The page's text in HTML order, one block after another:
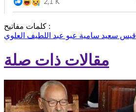
كلمات مفاتيح :
قيس سعيد سامية عبو عبد اللطيف العلوي
مقالات ذات صلة